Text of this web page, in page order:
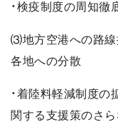
・検疫制度の周知
⑶地方空港への路線
各地への分散
・着陸料軽減制度の
関する支援策のさ